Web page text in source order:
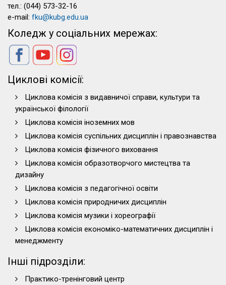
тел.: (044) 573-32-16
e-mail: fku@kubg.edu.ua
Коледж у соціальних мережах:
Циклові комісії:
Циклова комісія з видавничої справи, культури та
української філології
Циклова комісія іноземних мов
Циклова комісія суспільних дисциплін і правознавства
Циклова комісія фізичного виховання
Циклова комісія образотворчого мистецтва та
дизайну
Циклова комісія з педагогічної освіти
Циклова комісія природничих дисциплін
Циклова комісія музики і хореографії
Циклова комісія економіко-математичних дисциплін і
менеджменту
Інші підрозділи:
Практико-тренінговий центр